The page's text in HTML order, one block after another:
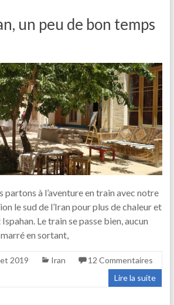
un peu de bon temps
partons à l’aventure en train avec notre
le sud de l’Iran pour plus de chaleur et
Le train se passe bien, aucun
en sortant,
2019 Iran
12 Commentaires
Lire la suite